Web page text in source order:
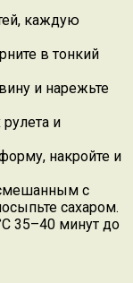
каждую
в тонкий
и нарежьте
и
накройте и
с
сахаром.
35–40 минут до